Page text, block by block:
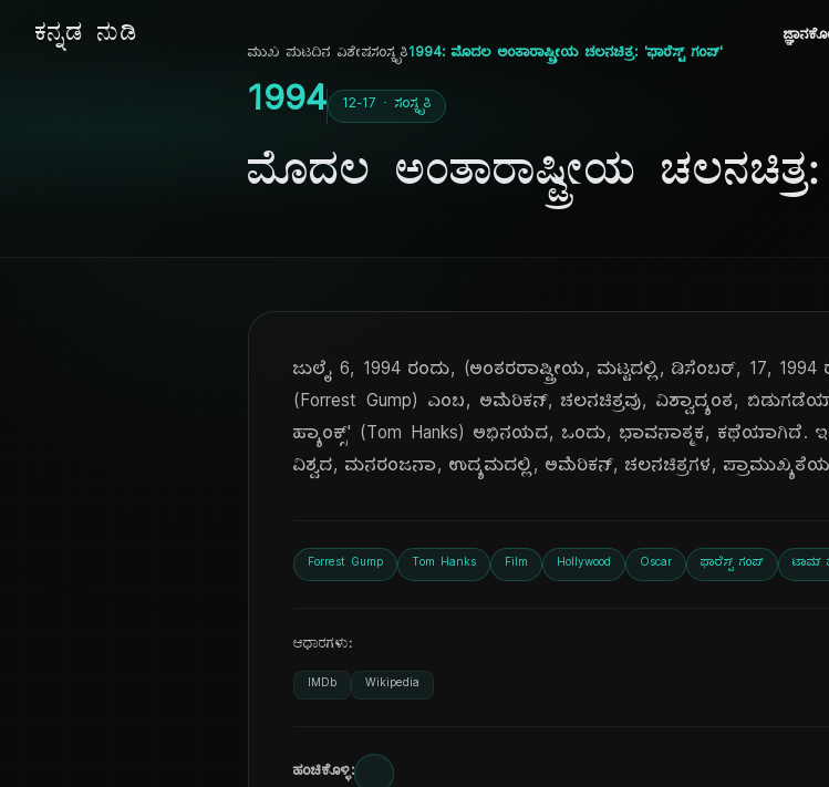
ಕನ್ನಡ ನುಡಿ
ಮುಖ ಪುಟದಿನ ವಿಶೇಷಸಂಸ್ಕೃತಿ1994: ಮೊದಲ ಅಂತಾರಾಷ್ಟ್ರೀಯ ಚಲನಚಿತ್ರ: 'ಫಾರೆಸ್ಟ್ ಗಂಪ್'
1994 12-17 · ಸಂಸ್ಕೃತಿ
ಮೊದಲ ಅಂತಾರಾಷ್ಟ್ರೀಯ
ಜುಲೈ 6, 1994 ರಂದು, (ಅಂತರರಾಷ್ಟ್ರೀಯ, ಮಟ್ಟದಲ್ಲಿ, ಡಿಸೆಂಬರ್, 17,
(Forrest Gump) ಎಂಬ, ಅಮೆರಿಕನ್, ಚಲನಚಿತ್ರವು, ವಿಶ್ವಾದ್ಯಂತ,
ಹ್ಯಾಂಕ್ಸ್' (Tom Hanks) ಅಭಿನಯದ, ಒಂದು, ಭಾವನಾತ್ಮಕ, ಕಥೆಯಾಗಿದೆ.
ವಿಶ್ವದ, ಮನರಂಜನಾ, ಉದ್ಯಮದಲ್ಲಿ, ಅಮೆರಿಕನ್, ಚಲನಚಿತ್ರಗಳ,
Forrest Gump Tom Hanks Film Hollywood Oscar ಫಾರೆಸ್ಟ್ ಗಂಪ್ ಟಾಮ್
ಆಧಾರಗಳು:
IMDb Wikipedia
ಹಂಚಿಕೊಳ್ಳಿ: